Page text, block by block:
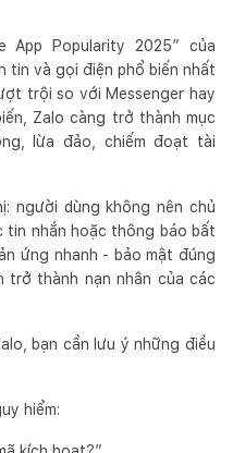
App Popularity 2025” của
tin và gọi điện phổ biến nhất
trội so với Messenger hay
Zalo càng trở thành mục
lừa đảo, chiếm đoạt tài
người dùng không nên chủ
tin nhắn hoặc thông báo bất
ứng nhanh - bảo mật đúng
trở thành nạn nhân của các
bạn cần lưu ý những điều
hiểm: